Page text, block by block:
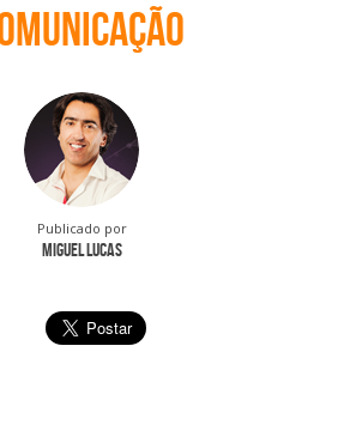
Publicado por
Miguel Lucas